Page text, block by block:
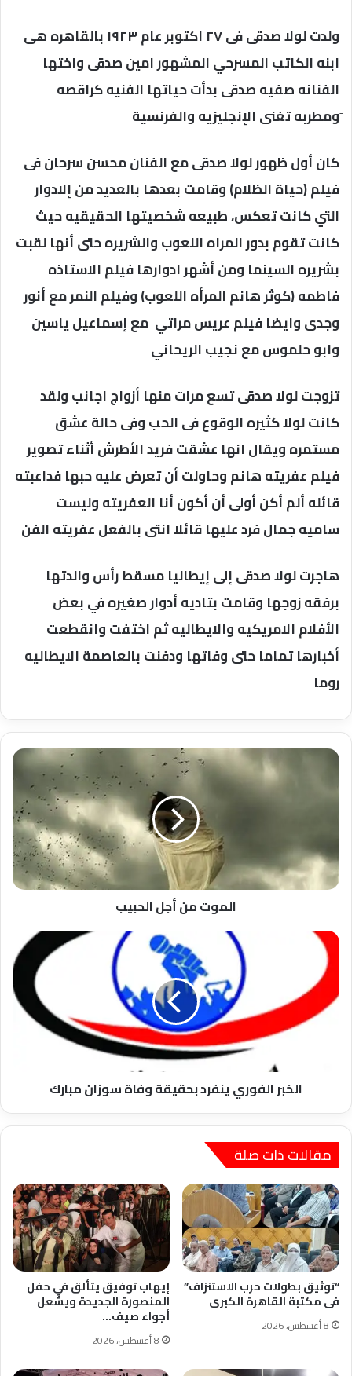
ولدت لولا صدقى فى ٢٧ اكتوبر عام ١٩٢٣ بالقاهره هى
ابنه الكاتب المسرحي المشهور امين صدقى واختها
الفنانه صفيه صدقى بدأت حياتها الفنيه كراقصه
َومطربه تغنى الإنجليزيه والفرنسية
كان أول ظهور لولا صدقى مع الفنان محسن سرحان فى
فيلم (حياة الظلام) وقامت بعدها بالعديد من إلادوار
التي كانت تعكس، طبيعه شخصيتها الحقيقيه حيث
كانت تقوم بدور المراه اللعوب والشريره حتى أنها لقبت
بشريره السينما ومن أشهر ادوارها فيلم الاستاذه
فاطمه (كوثر هانم المرأه اللعوب) وفيلم النمر مع أنور
وجدى وايضا فيلم عريس مراتي مع إسماعيل ياسين
وابو حلموس مع نجيب الريحاني
تزوجت لولا صدقى تسع مرات منها أزواج اجانب ولقد
كانت لولا كثيره الوقوع فى الحب وفى حالة عشق
مستمره ويقال انها عشقت فريد الأطرش أثناء تصوير
فيلم عفريته هانم وحاولت أن تعرض عليه حبها فداعبته
قائله ألم أكن أولى أن أكون أنا العفريته وليست
ساميه جمال فرد عليها قائلا انتى بالفعل عفريته الفن
هاجرت لولا صدقى إلى إيطاليا مسقط رأس والدتها
برفقه زوجها وقامت بتاديه أدوار صغيره في بعض
الأفلام الامريكيه والايطاليه ثم اختفت وانقطعت
أخبارها تماما حتى وفاتها ودفنت بالعاصمة الايطاليه
روما
الموت
أجل
الموت من أجل الحبيب
الخبر
الفوري
ينفرد
بحقيقة
وفاة
سوزان
الخبر الفوري ينفرد بحقيقة وفاة سوزان مبارك
مقالات ذات صلة
“توثيق بطولات حرب الاستنزاف”
فى مكتبة القاهرة الكبرى
8 أغسطس، 2026
إيهاب توفيق يتألق في حفل
المنصورة الجديدة ويشعل
أجواء صيف…
8 أغسطس، 2026